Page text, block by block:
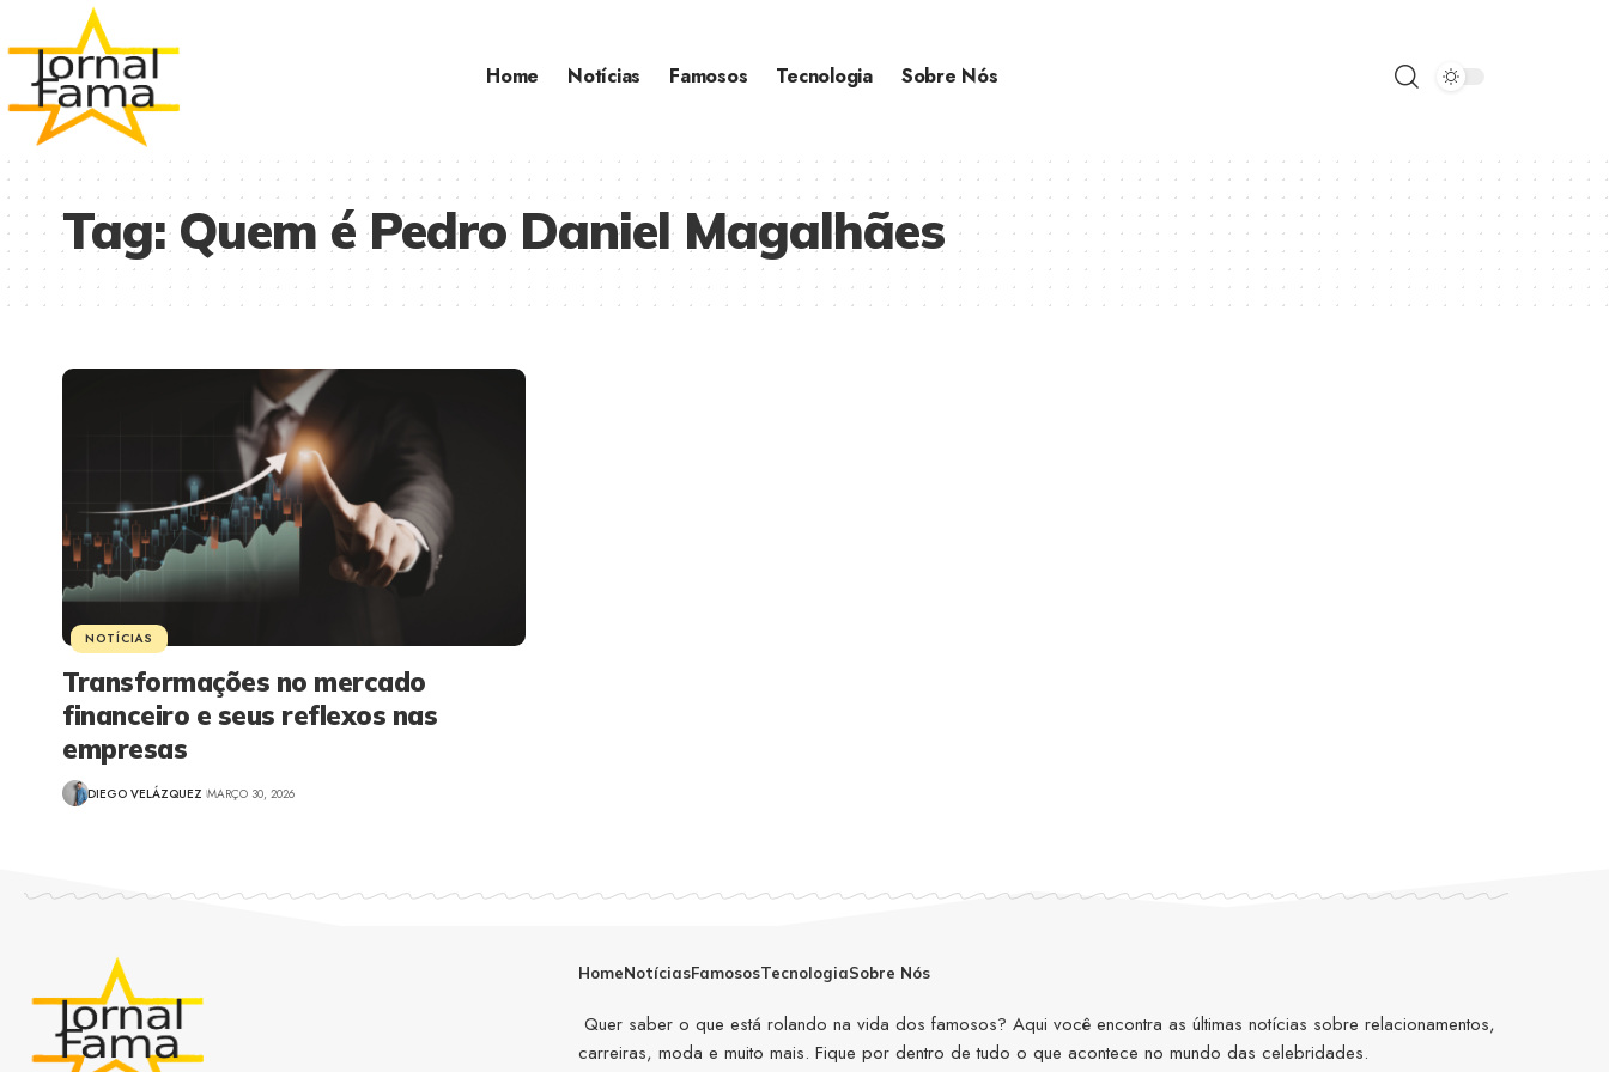
Home Notícias Famosos Tecnologia Sobre Nós
Tag:Quem é Pedro Daniel Magalhães
NOTÍCIAS
Transformações no mercado
financeiro e seus reflexos nas
empresas
DIEGO VELÁZQUEZ MARÇO 30, 2026
HomeNotíciasFamososTecnologiaSobre Nós
Quer saber o que está rolando na vida dos famosos? Aqui você encontra as últimas notícias sobre relacionamentos,
carreiras, moda e muito mais. Fique por dentro de tudo o que acontece no mundo das celebridades.